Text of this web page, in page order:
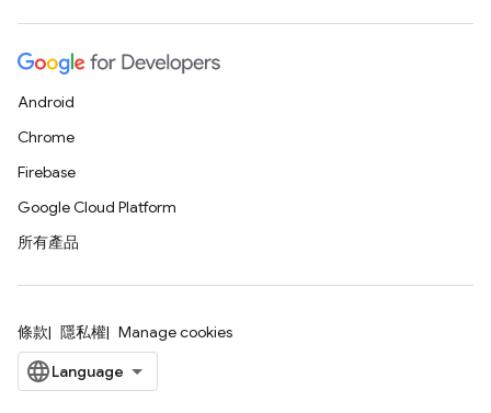
Android
Chrome
Firebase
Google Cloud Platform
所有產品
條款 隱私權 Manage cookies